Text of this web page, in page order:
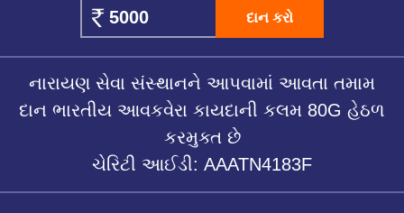
દાન કરો
નારાયણ સેવા સંસ્થાનને આપવામાં આવતા તમામ
દાન ભારતીય આવકવેરા કાયદાની કલમ 80G હેઠળ
કરમુક્ત છે
ચેરિટી આઈડી: AAATN4183F